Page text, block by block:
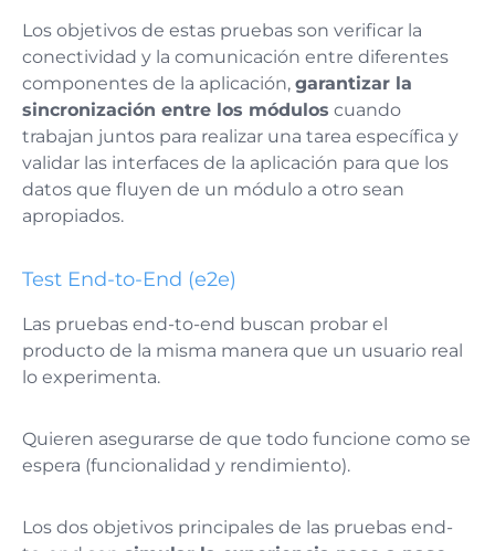
Los objetivos de estas pruebas son verificar la
conectividad y la comunicación entre diferentes
componentes de la aplicación, garantizar la
sincronización entre los módulos cuando
trabajan juntos para realizar una tarea específica y
validar las interfaces de la aplicación para que los
datos que fluyen de un módulo a otro sean
apropiados​.
Test End-to-End (e2e)
Las pruebas end-to-end buscan probar el
producto de la misma manera que un usuario real
lo experimenta.
Quieren asegurarse de que todo funcione como se
espera (funcionalidad y rendimiento).
Los dos objetivos principales de las pruebas end-